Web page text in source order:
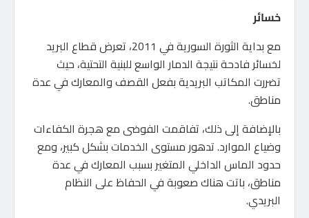
خسائر
مع بداية الثورة السورية في 2011، تعرض قطاع البريد
لخسائر فادحة نتيجة الدمار الواسع للبنية التحتية، حيث
تضررت المكاتب البريدية بفعل القصف والمعارك في عدة
مناطق.
بالإضافة إلى ذلك، تفاقمت الفوضى مع هجرة الكفاءات
وضياع الموارد. تدهور مستوى الخدمات بشكل كبير، ومع
حدود الماس الداخلي المتغير بسبب المعارك في عدة
مناطق، باتت هناك صعوبة في الحفاظ على النظام
البريدي.